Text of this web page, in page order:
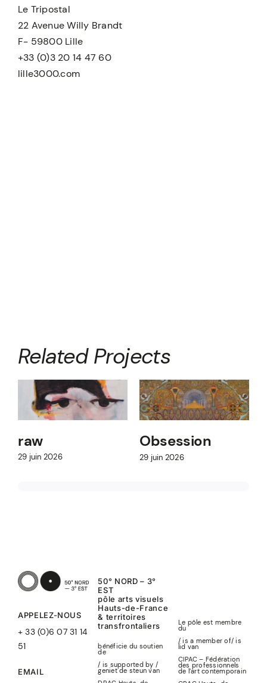
Le Tripostal
22 Avenue Willy Brandt
F- 59800 Lille
+33 (0)3 20 14 47 60
lille3000.com
Related Projects
raw
29 juin 2026
Obsession
29 juin 2026
APPELEZ-NOUS
+ 33 (0)6 07 31 14
51
EMAIL
50° NORD – 3°
EST
pôle arts visuels
Hauts-de-France
& territoires
transfrontaliers
bénéficie du soutien
de
/ is supported by /
geniet de steun van
Le pôle est membre
du
/ is a member of/is
lid van
CIPAC – Fédération
des professionnels
de l’art contemporain